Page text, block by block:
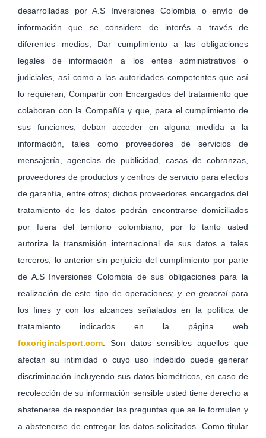
desarrolladas por A.S Inversiones Colombia o envío de
información que se considere de interés a través de
diferentes medios; Dar cumplimiento a las obligaciones
legales de información a los entes administrativos o
judiciales, así como a las autoridades competentes que así
lo requieran; Compartir con Encargados del tratamiento que
colaboran con la Compañía y que, para el cumplimiento de
sus funciones, deban acceder en alguna medida a la
información, tales como proveedores de servicios de
mensajería, agencias de publicidad, casas de cobranzas,
proveedores de productos y centros de servicio para efectos
de garantía, entre otros; dichos proveedores encargados del
tratamiento de los datos podrán encontrarse domiciliados
por fuera del territorio colombiano, por lo tanto usted
autoriza la transmisión internacional de sus datos a tales
terceros, lo anterior sin perjuicio del cumplimiento por parte
de A.S Inversiones Colombia de sus obligaciones para la
realización de este tipo de operaciones;y en general para
los fines y con los alcances señalados en la política de
tratamiento indicados en la página web
foxoriginalsport.com. Son datos sensibles aquellos que
afectan su intimidad o cuyo uso indebido puede generar
discriminación incluyendo sus datos biométricos, en caso de
recolección de su información sensible usted tiene derecho a
abstenerse de responder las preguntas que se le formulen y
a abstenerse de entregar los datos solicitados. Como titular